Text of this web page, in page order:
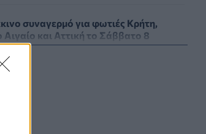
συναγερμό για φωτιές Κρήτη,
Αιγαίο και Αττική το Σάββατο 8